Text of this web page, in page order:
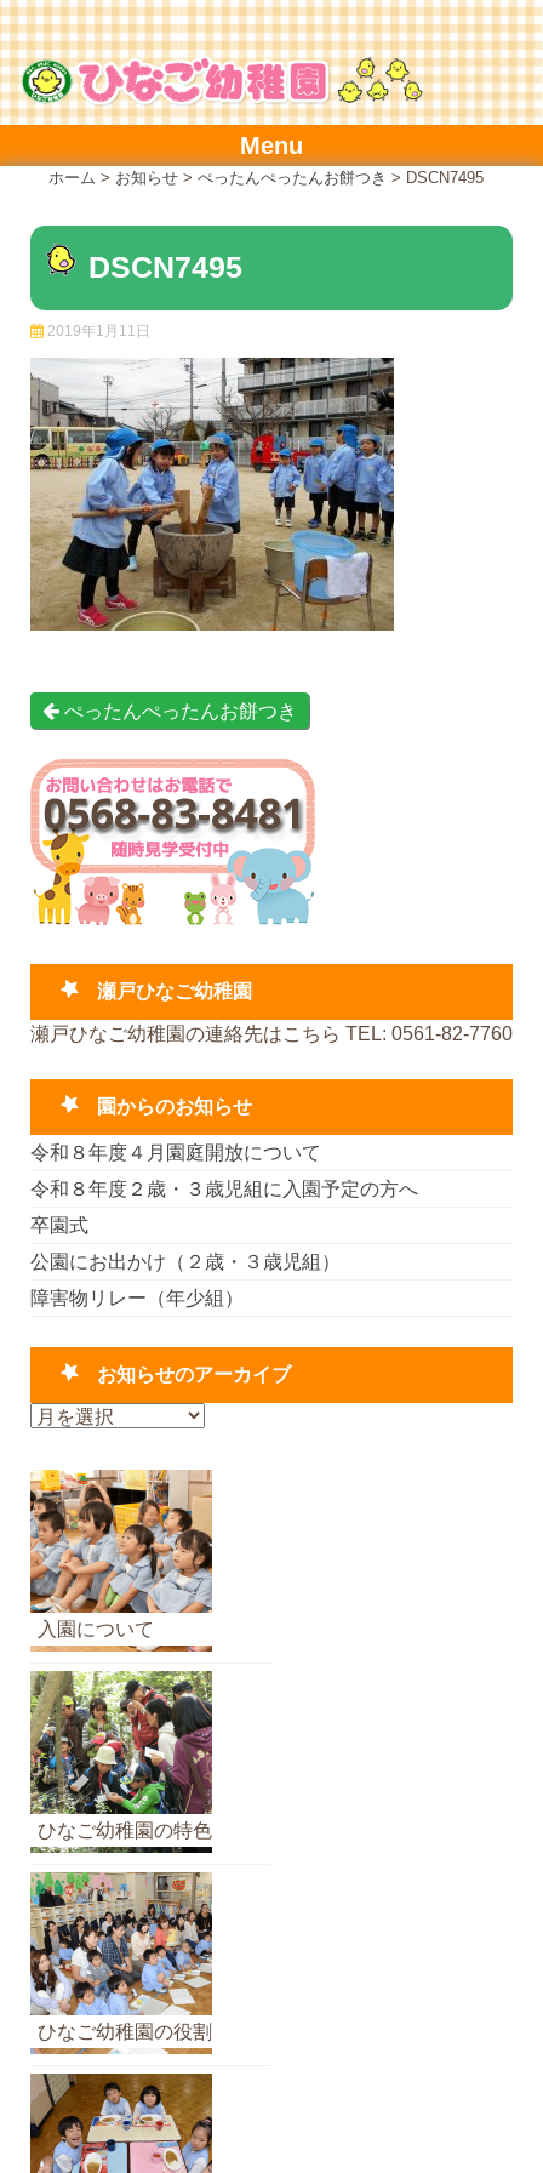
Skip
to
content
Menu
ホーム > お知らせ > ぺったんぺったんお餅つき > DSCN7495
DSCN7495
2019年1月11日
ぺったんぺったんお餅つき
瀬戸ひなご幼稚園
瀬戸ひなご幼稚園の連絡先はこちら TEL: 0561-82-7760
園からのお知らせ
令和８年度４月園庭開放について
令和８年度２歳・３歳児組に入園予定の方へ
卒園式
公園にお出かけ（２歳・３歳児組）
障害物リレー（年少組）
お知らせのアーカイブ
お
ら
せ
の
ア
ー
カ
イ
ブ
入園について
ひなご幼稚園の特色
ひなご幼稚園の役割